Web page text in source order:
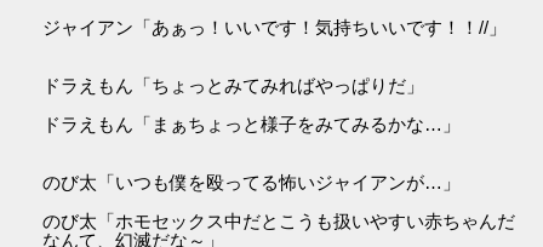
ジャイアン「あぁっ！いいです！気持ちいいです！！//」
ドラえもん「ちょっとみてみればやっぱりだ」
ドラえもん「まぁちょっと様子をみてみるかな…」
のび太「いつも僕を殴ってる怖いジャイアンが…」
のび太「ホモセックス中だとこうも扱いやすい赤ちゃんだ
なんて、幻滅だな～」